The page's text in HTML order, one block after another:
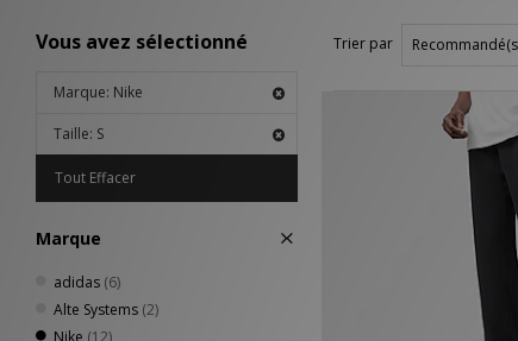
Vous avez sélectionné
Marque: Nike
Taille: S
Tout Effacer
Marque
adidas (6)
Alte Systems (2)
Nike (12)
Trier par